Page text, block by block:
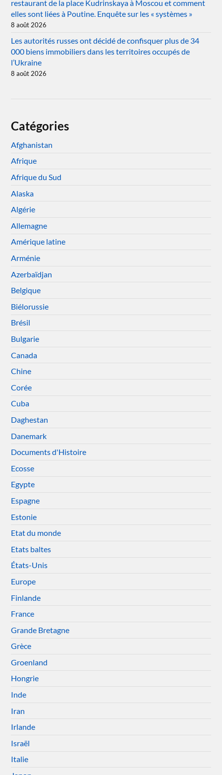
restaurant de la place Kudrinskaya à Moscou et comment
elles sont liées à Poutine. Enquête sur les « systèmes »
8 août 2026
Les autorités russes ont décidé de confisquer plus de 34
000 biens immobiliers dans les territoires occupés de
l’Ukraine
8 août 2026
Catégories
Afghanistan
Afrique
Afrique du Sud
Alaska
Algérie
Allemagne
Amérique latine
Arménie
Azerbaïdjan
Belgique
Biélorussie
Brésil
Bulgarie
Canada
Chine
Corée
Cuba
Daghestan
Danemark
Documents d'Histoire
Ecosse
Egypte
Espagne
Estonie
Etat du monde
Etats baltes
États-Unis
Europe
Finlande
France
Grande Bretagne
Grèce
Groenland
Hongrie
Inde
Iran
Irlande
Israël
Italie